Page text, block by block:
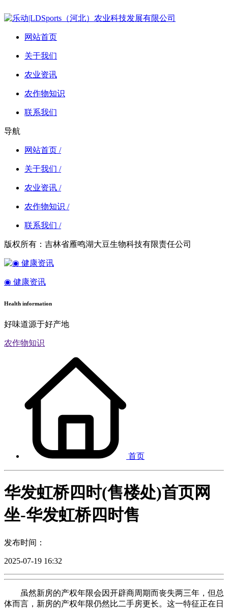
网站首页
关于我们
农业资讯
农作物知识
联系我们
导航
网站首页 /
关于我们 /
农业资讯 /
农作物知识 /
联系我们 /
版权所有：吉林省雁鸣湖大豆生物科技有限责任公司
◉ 健康资讯
Health information
好味道源于好产地
农作物知识
首页
华发虹桥四时(售楼处)首页网
坐-华发虹桥四时售
发布时间：
2025-07-19 16:32
虽然新房的产权年限会因开辟商周期而丧失两三年，但总
体而言，新房的产权年限仍然比二手房更长。这一特征正在日